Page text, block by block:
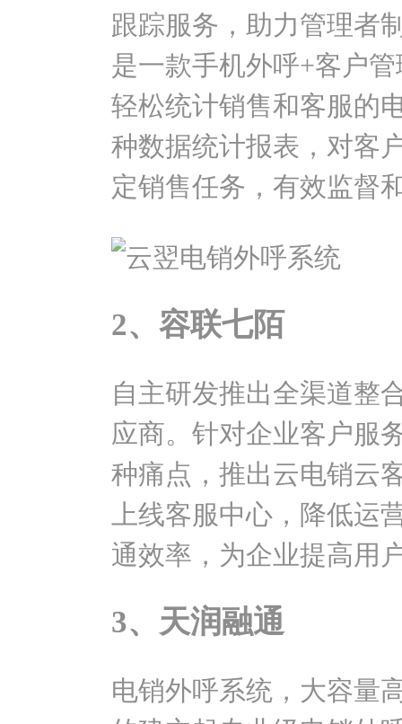
跟踪服务，助力管理者
是一款手机外呼+客户
轻松统计销售和客服的
种数据统计报表，对客
定销售任务，有效监督
2、容联七陌
自主研发推出全渠道整
应商。针对企业客户服
种痛点，推出云电销云
上线客服中心，降低运
通效率，为企业提高用
3、天润融通
电销外呼系统，大容量